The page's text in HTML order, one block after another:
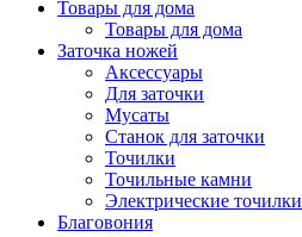
Товары для дома
Товары для дома
Заточка ножей
Аксессуары
Для заточки
Мусаты
Станок для заточки
Точилки
Точильные камни
Электрические точилки
Благовония